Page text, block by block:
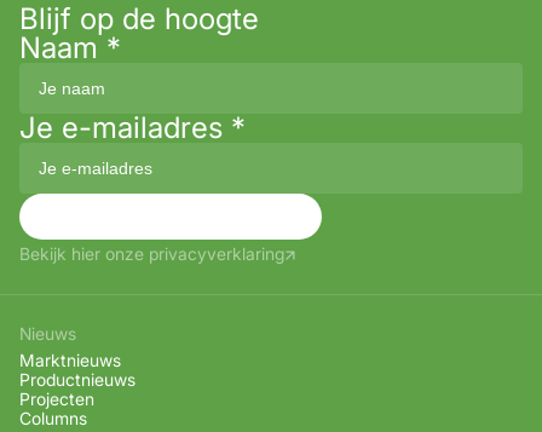
Blijf op de hoogte
Naam *
Je e-mailadres *
Bekijk hier onze privacyverklaring
Nieuws
Marktnieuws
Productnieuws
Projecten
Columns